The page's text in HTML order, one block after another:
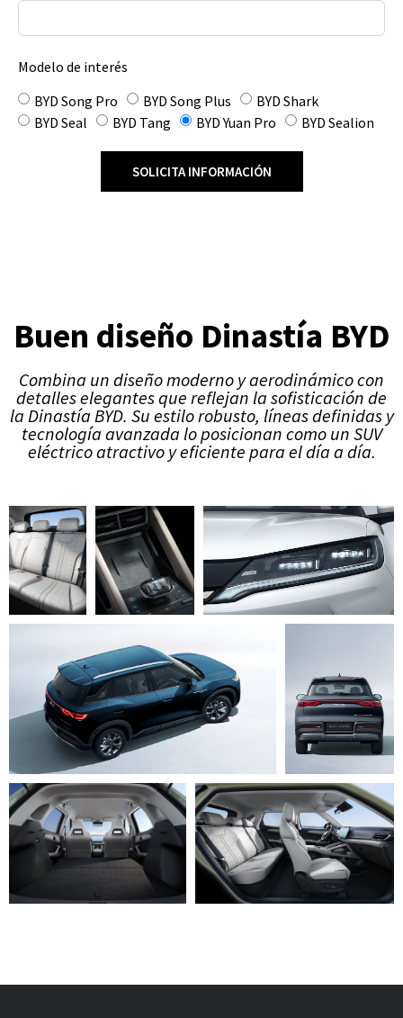
Modelo de interés
BYD Song Pro
BYD Song Plus
BYD Shark
BYD Seal
BYD Tang BYD Yuan Pro BYD Sealion
SOLICITA INFORMACIÓN
Buen diseño Dinastía BYD
Combina un diseño moderno y aerodinámico con
detalles elegantes que reflejan la sofisticación de
la Dinastía BYD. Su estilo robusto, líneas definidas y
tecnología avanzada lo posicionan como un SUV
eléctrico atractivo y eficiente para el día a día.